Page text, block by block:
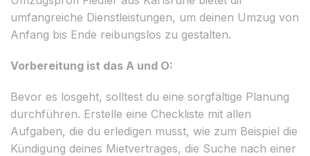
umfangreiche Dienstleistungen, um deinen Umzug von
Anfang bis Ende reibungslos zu gestalten.
Vorbereitung ist das A und O:
Bevor es losgeht, solltest du eine sorgfältige Planung
durchführen. Erstelle eine Checkliste mit allen
Aufgaben, die du erledigen musst, wie zum Beispiel die
Kündigung deines Mietvertrages, die Suche nach einer